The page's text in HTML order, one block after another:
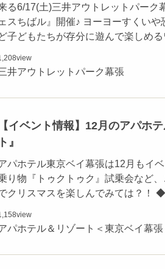
る6/17(土)三井アウトレットパーク
ェスちばル』開催♪ ヨーヨーすくい
子どもたちが存分に遊んで楽しめ
view
井アウトレットパーク幕張
【イベント情報】12月のアパホ
ト』
パホテル東京ベイ幕張は12月もイ
り物『トゥクトゥク』試乗会など
クリスマスを楽しんでみては？
view
パホテル＆リゾート＜東京ベイ幕張